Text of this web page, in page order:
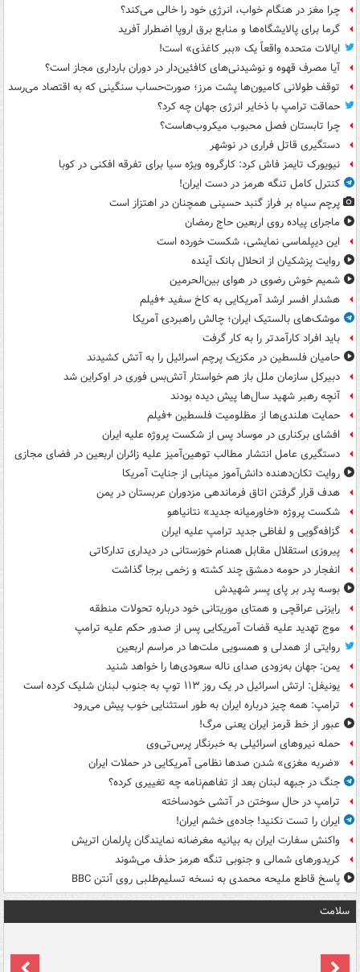
چرا مغز در هنگام خواب، انرژی خود را خالی می‌کند؟
گرما برای پالایشگاه‌ها و منابع برق اروپا اضطرار آفرید
ایالات متحده واقعاً یک «ببر کاغذی» است!
آیا مصرف قهوه و نوشیدنی‌های کافئین‌دار در دوران بارداری مجاز است؟
توقف طولانی کامیون‌ها پشت مرز؛ صورت‌حساب سنگینی که به اقتصاد می‌رسد
حماقت ترامپ با ذخایر انرژی جهان چه کرد؟
چرا تابستان فصل محبوب میکروب‌هاست؟
دستگیری قاتل فراری در نوشهر
نیویورک تایمز فاش کرد: کارگروه ویژه سیا برای تفرقه افکنی در کوبا
کنترل کامل تنگه هرمز در دست ایران!
پرچم سیاه بر فراز گنبد حسینی همچنان در اهتزاز است
ماجرای پیاده روی اربعین حاج رمضان
این دیپلماسی نمایشی، شکست خورده است
روایت پزشکیان از انحلال بانک آینده
شمیم خوش رضوی در هوای بین‌الحرمین
هشدار افسر ارشد آمریکایی به کاخ سفید +فیلم
موشک‌های بالستیک ایران؛ چالش راهبردی آمریکا
باید افراد کارآمدتر را به کار گرفت
حامیان فلسطین در مکزیک پرچم اسرائیل را به آتش کشیدند
دبیرکل سازمان ملل باز هم خواستار آتش‌بس فوری در اوکراین شد
آنچه رهبر شهید سال‌ها پیش دیده بودند
حمایت هلندی‌ها از مظلومیت فلسطین +فیلم
افشای برکناری در موساد پس از شکست پروژه علیه ایران
دستگیری عامل انتشار مطالب توهین‌آمیز علیه زائران اربعین در فضای مجازی
روایت تکان‌دهنده دانش‌آموز مینابی از جنایت آمریکا
هدف قرار گرفتن اتاق‌ فرماندهی مزدوران عربستان در یمن
شکست پروژه «خاورمیانه جدید» نتانیاهو
گزافه‌گویی و لفاظی جدید ترامپ علیه ایران
پیروزی استقلال مقابل همنام خوزستانی در دیداری تدارکاتی
انفجار در حومه دمشق چند کشته و زخمی برجا گذاشت
بوسه‌ پدر بر پای پسر شهیدش
رایزنی عراقچی و همتای موریتانی خود درباره تحولات منطقه
موج تهدید علیه قضات آمریکایی پس از صدور حکم علیه ترامپ
روایتی از همدلی و همسویی ملت‌ها در مراسم اربعین
یمن: جهان به‌زودی صدای ناله سعودی‌ها را خواهد شنید
یونیفل: ارتش اسرائیل در یک روز ۱۱۳ توپ به جنوب لبنان شلیک کرده است
ترامپ: همه چیز درباره ایران به طور استثنایی خوب پیش می‌رود
عبور از خط قرمز ایران یعنی مرگ!
حمله نیروهای اسرائیلی به خبرنگار پرس‌تی‌وی
«ضربه مغزی» شدن صدها نظامی آمریکایی در حملات ایران
جنگ در جبهه لبنان بعد از تفاهم‌نامه چه تغییری کرده؟
ترامپ در حال سوختن در آتشی خودساخته
ایران را تست نکنید! جاده‌ی خشم ایران!
واکنش سفارت ایران به بیانیه مغرضانه نمایندگان پارلمان اتریش
کریدورهای شمالی و جنوبی تنگه هرمز حذف می‌شوند
پاسخ قاطع ملیحه محمدی به نسخه تسلیم‌طلبی روی آنتن BBC
سلامت